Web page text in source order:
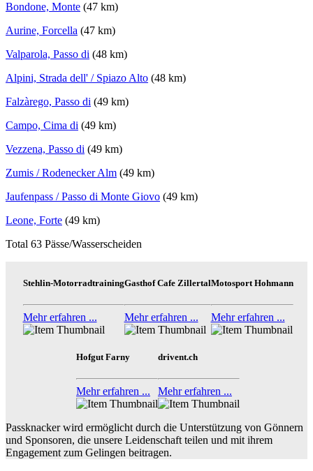
Bondone, Monte (47 km)
Aurine, Forcella (47 km)
Valparola, Passo di (48 km)
Alpini, Strada dell' / Spiazo Alto (48 km)
Falzàrego, Passo di (49 km)
Campo, Cima di (49 km)
Vezzena, Passo di (49 km)
Zumis / Rodenecker Alm (49 km)
Jaufenpass / Passo di Monte Giovo (49 km)
Leone, Forte (49 km)
Total 63 Pässe/Wasserscheiden
Stehlin-Motorradtraining
Mehr erfahren ...
Gasthof Cafe Zillertal
Mehr erfahren ...
Motosport Hohmann
Mehr erfahren ...
Hofgut Farny
Mehr erfahren ...
drivent.ch
Mehr erfahren ...
Passknacker wird ermöglicht durch die Unterstützung von Gönnern
und Sponsoren, die unsere Leidenschaft teilen und mit ihrem
Engagement zum Gelingen beitragen.